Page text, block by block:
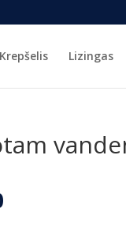
Krepšelis Lizingas
Current